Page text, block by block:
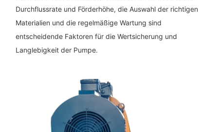
Durchflussrate und Förderhöhe, die Auswahl der richtigen
Materialien und die regelmäßige Wartung sind
entscheidende Faktoren für die Wertsicherung und
Langlebigkeit der Pumpe.